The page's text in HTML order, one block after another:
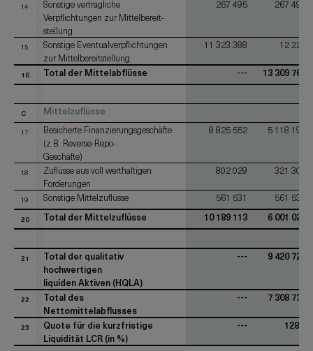
14
Sonstige vertragliche
Verpflichtungen zur Mittelbereit-
stellung
267 495 267 495
15
Sonstige Eventualverpflichtungen
zur Mittelbereitstellung
11 323 388 12 224
16 Total der Mittelabflüsse --- 13 309 765
C Mittelzuflüsse
17
Besicherte Finanzierungsgeschäfte
(z.B. Reverse-Repo-
Geschäfte)
8 825 552 5 118 197
18
Zuflüsse aus voll werthaltigen
Forderungen
802 029 321 300
19 Sonstige Mittelzuflüsse 561 531 561 531
20 Total der Mittelzuflüsse 10 189 113 6 001 028
21
Total der qualitativ
hochwertigen
liquiden Aktiven (HQLA)
--- 9 420 721
22
Total des
Nettomittelabflusses
--- 7 308 737
23
Quote für die kurzfristige
Liquidität LCR (in %)
--- 128,9